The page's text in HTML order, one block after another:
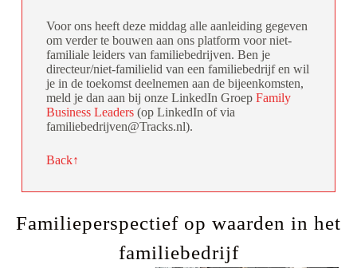
Voor ons heeft deze middag alle aanleiding gegeven
om verder te bouwen aan ons platform voor niet-
familiale leiders van familiebedrijven. Ben je
directeur/niet-familielid van een familiebedrijf en wil
je in de toekomst deelnemen aan de bijeenkomsten,
meld je dan aan bij onze LinkedIn Groep Family
Business Leaders(op LinkedIn of via
familiebedrijven@Tracks.nl).
Back↑
Familieperspectief op waarden in het
familiebedrijf